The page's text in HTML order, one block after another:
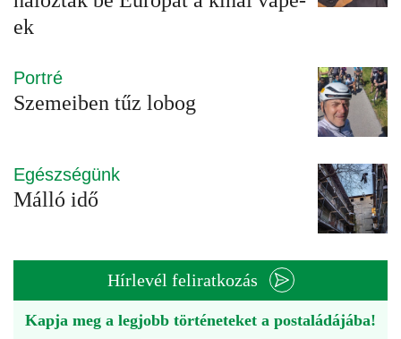
ek
Portré
Szemeiben tűz lobog
Egészségünk
Málló idő
Hírlevél feliratkozás
Kapja meg a legjobb történeteket a postaládájába!